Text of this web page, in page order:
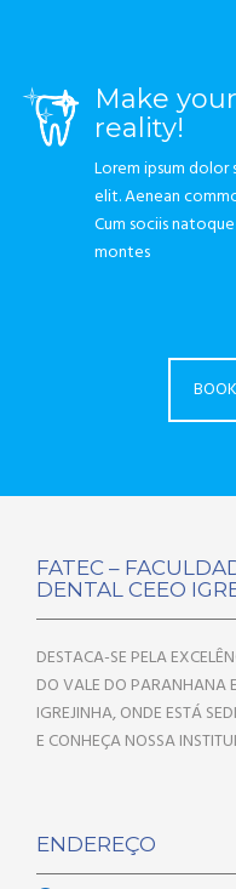
Make
reality!
Lorem ipsum
elit. Aenean
Cum sociis
montes
FATEC –
DENTAL CEEO
DESTACA-SE PELA
DO VALE DO PARANHANA
IGREJINHA, ONDE ESTÁ
E CONHEÇA NOSSA
ENDEREÇO